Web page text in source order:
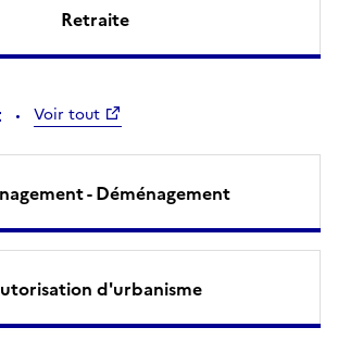
Retraite
Voir tout
- Déménagement
d'urbanisme